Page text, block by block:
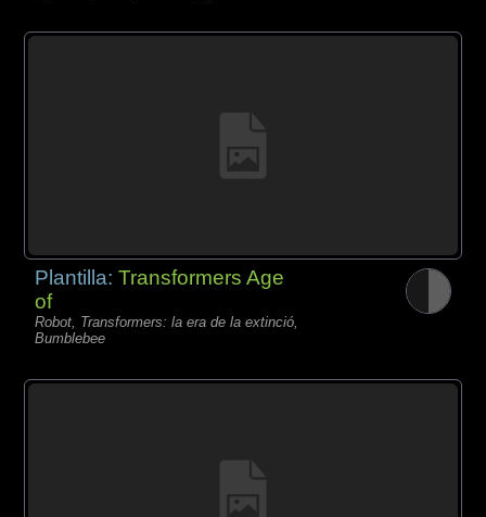
Plantilla:Transformers Age
of
Robot, Transformers: la era de la extinció,
Bumblebee